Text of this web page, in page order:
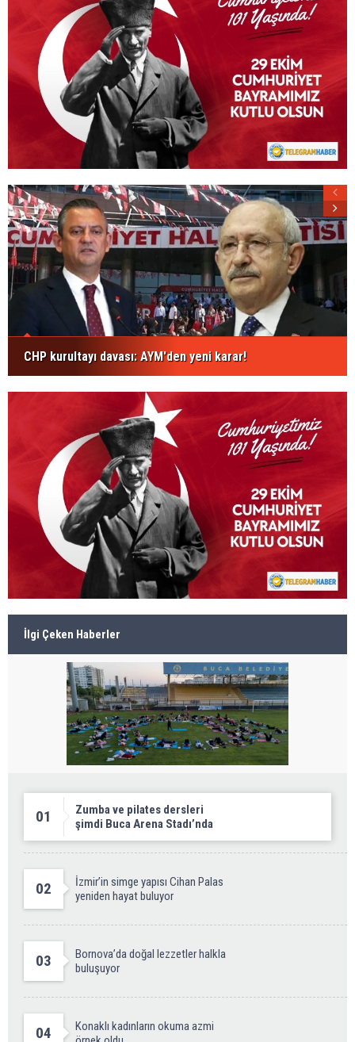
CHP kurultayı davası: AYM'den yeni karar!
İlgi Çeken Haberler
01
Zumba ve pilates dersleri
şimdi Buca Arena Stadı’nda
02
İzmir’in simge yapısı Cihan Palas
yeniden hayat buluyor
03
Bornova’da doğal lezzetler halkla
buluşuyor
04
Konaklı kadınların okuma azmi